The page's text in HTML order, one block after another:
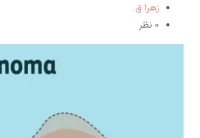
زهرا ق
۰ نظر